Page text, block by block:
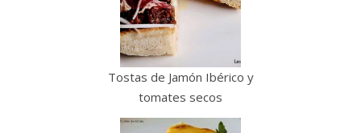
Tostas de Jamón Ibérico y
tomates secos